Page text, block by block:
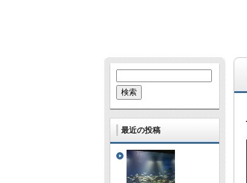
索:
最近の投稿